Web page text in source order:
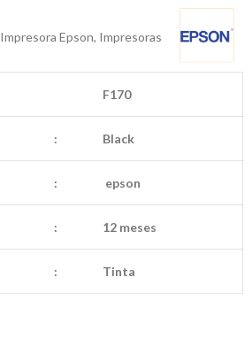
Impresora Epson, Impresoras
F170
: Black
: epson
: 12 meses
: Tinta